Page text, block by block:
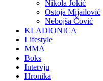
Nikola Jokić
Ostoja Mijailović
Nebojša Čović
KLADIONICA
Lifestyle
MMA
Boks
Intervju
Hronika